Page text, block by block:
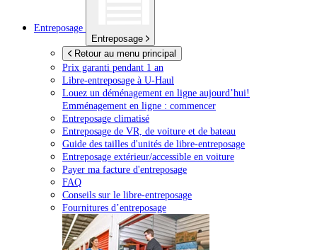
Entreposage
Entreposage
Retour au menu principal
Prix garanti pendant 1 an
Libre-entreposage à U-Haul
Louez un déménagement en ligne aujourd’hui!
Emménagement en ligne : commencer
Entreposage climatisé
Entreposage de VR, de voiture et de bateau
Guide des tailles d'unités de libre-entreposage
Entreposage extérieur/accessible en voiture
Payer ma facture d'entreposage
FAQ
Conseils sur le libre-entreposage
Fournitures d’entreposage